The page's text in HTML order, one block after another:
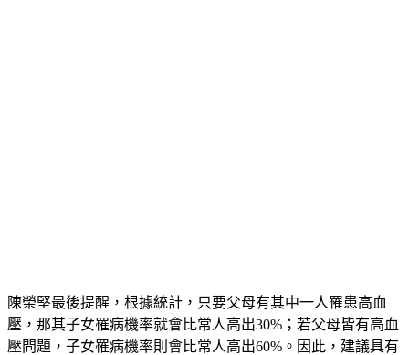
陳榮堅最後提醒，根據統計，只要父母有其中一人罹患高血
壓，那其子女罹病機率就會比常人高出30%；若父母皆有高血
壓問題，子女罹病機率則會比常人高出60%。因此，建議具有